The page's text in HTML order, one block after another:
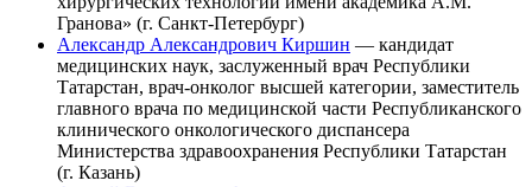
Гранова» (г. Санкт-Петербург)
Александр Александрович Киршин — кандидат
медицинских наук, заслуженный врач Республики
Татарстан, врач-онколог высшей категории, заместитель
главного врача по медицинской части Республиканского
клинического онкологического диспансера
Министерства здравоохранения Республики Татарстан
(г. Казань)